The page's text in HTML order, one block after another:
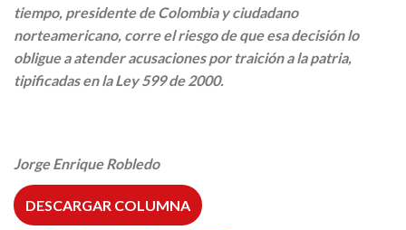
tiempo, presidente de Colombia y ciudadano
norteamericano, corre el riesgo de que esa decisión lo
obligue a atender acusaciones por traición a la patria,
tipificadas en la Ley 599 de 2000.
Jorge Enrique Robledo
DESCARGAR COLUMNA